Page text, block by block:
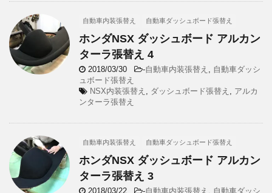
自動車内装張替え 自動車ダッシュボード張替え
ホンダNSX ダッシュボード アルカン
ターラ張替え 4
2018/03/30 -自動車内装張替え , 自動車ダッシ
ュボード張替え
NSX内装張替え , ダッシュボード張替え , アルカ
ンターラ張替え
自動車内装張替え 自動車ダッシュボード張替え
ホンダNSX ダッシュボード アルカン
ターラ張替え 3
2018/03/22 -自動車内装張替え , 自動車ダッシ